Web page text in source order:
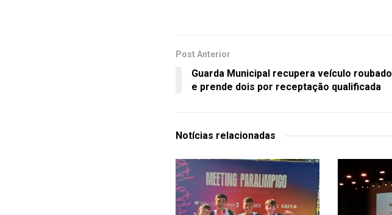
Post Anterior
Guarda Municipal recupera veículo roubado
e prende dois por receptação qualificada
Notícias relacionadas